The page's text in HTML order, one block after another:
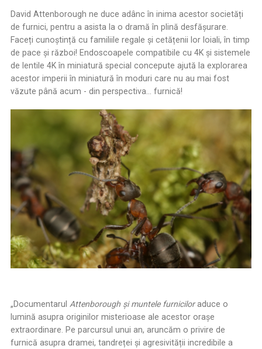
David Attenborough ne duce adânc în inima acestor societăți
de furnici, pentru a asista la o dramă în plină desfășurare.
Faceți cunoștință cu familiile regale și cetățenii lor loiali, în timp
de pace și război! Endoscoapele compatibile cu 4K și sistemele
de lentile 4K în miniatură special concepute ajută la explorarea
acestor imperii în miniatură în moduri care nu au mai fost
văzute până acum - din perspectiva... furnică!
„Documentarul Attenborough şi muntele furniciloraduce o
lumină asupra originilor misterioase ale acestor orașe
extraordinare. Pe parcursul unui an, aruncăm o privire de
furnică asupra dramei, tandreței și agresivității incredibile a